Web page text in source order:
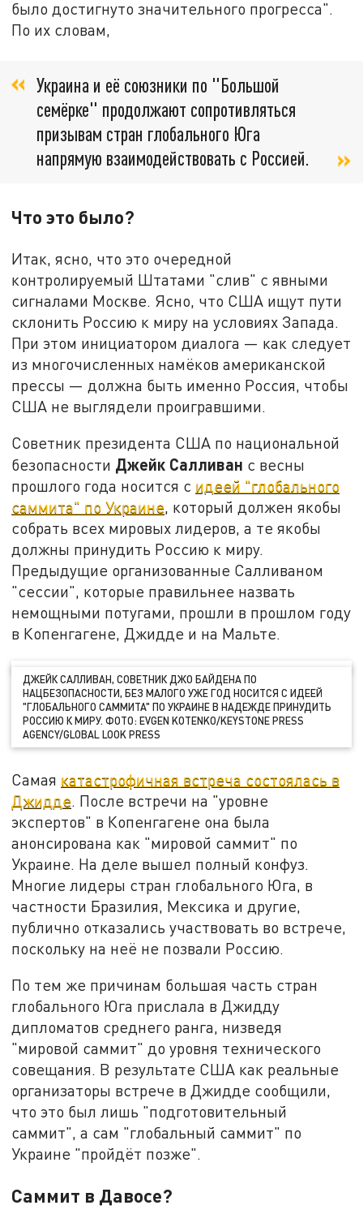
было достигнуто значительного прогресса".
По их словам,
Украина и её союзники по "Большой
семёрке" продолжают сопротивляться
призывам стран глобального Юга
напрямую взаимодействовать с Россией.
Что это было?
Итак, ясно, что это очередной
контролируемый Штатами "слив" с явными
сигналами Москве. Ясно, что США ищут пути
склонить Россию к миру на условиях Запада.
При этом инициатором диалога — как следует
из многочисленных намёков американской
прессы — должна быть именно Россия, чтобы
США не выглядели проигравшими.
Советник президента США по национальной
безопасности Джейк Салливан с весны
прошлого года носится с идеей "глобального
саммита" по Украине, который должен якобы
собрать всех мировых лидеров, а те якобы
должны принудить Россию к миру.
Предыдущие организованные Салливаном
"сессии", которые правильнее назвать
немощными потугами, прошли в прошлом году
в Копенгагене, Джидде и на Мальте.
ДЖЕЙК САЛЛИВАН, СОВЕТНИК ДЖО БАЙДЕНА ПО
НАЦБЕЗОПАСНОСТИ, БЕЗ МАЛОГО УЖЕ ГОД НОСИТСЯ С ИДЕЕЙ
"ГЛОБАЛЬНОГО САММИТА" ПО УКРАИНЕ В НАДЕЖДЕ ПРИНУДИТЬ
РОССИЮ К МИРУ. ФОТО: EVGEN KOTENKO/KEYSTONE PRESS
AGENCY/GLOBAL LOOK PRESS
Самая катастрофичная встреча состоялась в
Джидде. После встречи на "уровне
экспертов" в Копенгагене она была
анонсирована как "мировой саммит" по
Украине. На деле вышел полный конфуз.
Многие лидеры стран глобального Юга, в
частности Бразилия, Мексика и другие,
публично отказались участвовать во встрече,
поскольку на неё не позвали Россию.
По тем же причинам большая часть стран
глобального Юга прислала в Джидду
дипломатов среднего ранга, низведя
"мировой саммит" до уровня технического
совещания. В результате США как реальные
организаторы встрече в Джидде сообщили,
что это был лишь "подготовительный
саммит", а сам "глобальный саммит" по
Украине "пройдёт позже".
Саммит в Давосе?